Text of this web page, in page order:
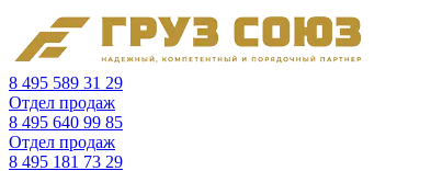
8 495 589 31 29
Отдел продаж
8 495 640 99 85
Отдел продаж
8 495 181 73 29